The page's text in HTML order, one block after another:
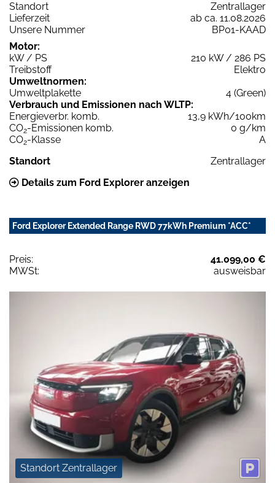
Standort
Zentrallager
Lieferzeit
ab ca. 11.08.2026
Unsere Nummer
BP01-KAAD
Motor:
kW / PS
210 kW / 286 PS
Treibstoff
Elektro
Umweltnormen:
Umweltplakette
4 (Green)
Verbrauch und Emissionen nach WLTP:
Energieverbr. komb.
13,9 kWh/100km
CO2-Emissionen komb.
0 g/km
CO2-Klasse
A
Standort
Zentrallager
Details zum Ford Explorer anzeigen
Ford Explorer Extended Range RWD 77kWh Premium *ACC*
Preis:
41.099,00 €
MWSt:
ausweisbar
Standort Zentrallager